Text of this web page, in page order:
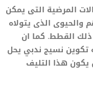
المرضية التى يمكن
والحيوى الذى يتولاه
القطط. كما ان
تكوين نسيج ندبي يحل
يكون هذا التليف